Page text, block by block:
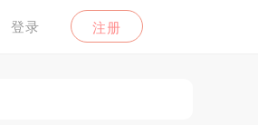
登录 注册